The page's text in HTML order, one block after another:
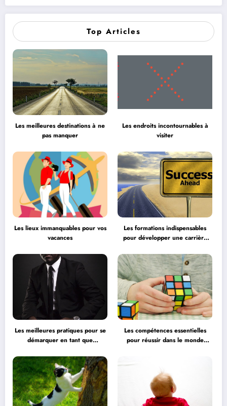
Top Articles
Les meilleures destinations à ne
pas manquer
Les endroits incontournables à
visiter
Les lieux immanquables pour vos
vacances
Les formations indispensables
pour développer une carrière
Les meilleures pratiques pour se
démarquer en tant que
Les compétences essentielles
pour réussir dans le monde